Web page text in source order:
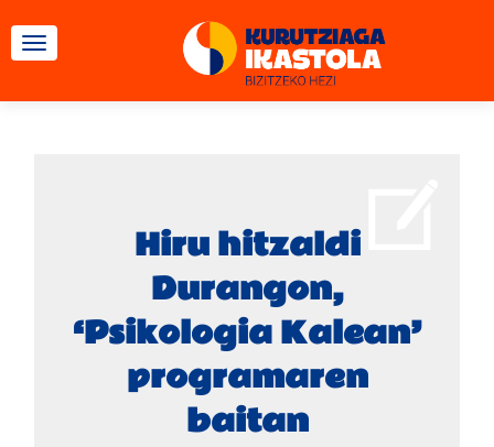
TOGGLE NAVIGATION
Hiru hitzaldi
Durangon,
‘Psikologia Kalean’
programaren
baitan